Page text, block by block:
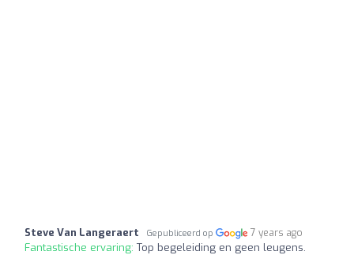
Steve Van Langeraert Gepubliceerd op 7 years ago
Fantastische ervaring: Top begeleiding en geen leugens.